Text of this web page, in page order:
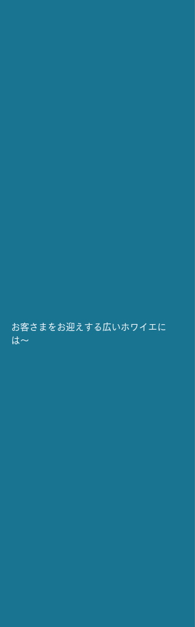
お客さまをお迎えする広いホワイエに
は〜